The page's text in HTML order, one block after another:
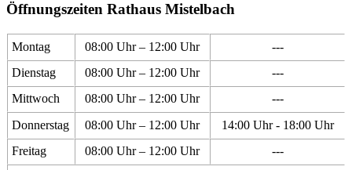
Öffnungszeiten Rathaus Mistelbach
Montag 08:00 Uhr – 12:00 Uhr
---
Dienstag
08:00 Uhr – 12:00 Uhr
---
Mittwoch
08:00 Uhr – 12:00 Uhr
---
Donnerstag
08:00 Uhr – 12:00 Uhr
14:00 Uhr - 18:00 Uhr
Freitag
08:00 Uhr – 12:00 Uhr
---